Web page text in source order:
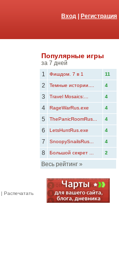
Вход
Регистрация
| Распечатать
Популярные игры
за 7 дней
1
Фишдом. 7 в 1 11
2 Темные истории.... 4
3 Travel Mosaics:... 4
4 RageWarRus.exe 4
5 ThePanicRoomRus... 4
6 LetsHuntRus.exe 4
7 SnoopySnailsRus... 4
8 Большой секрет ... 2
Весь рейтинг »